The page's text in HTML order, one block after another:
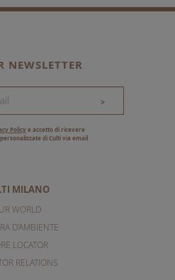
MILANO
WORLD
D'AMBIENTE
LOCATOR
RELATIONS
NEWSLETTER
>
Policye accetto di ricevere
di Culti via email